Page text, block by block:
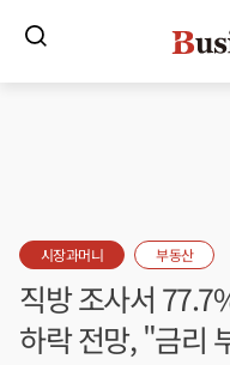
시장과머니 부동산
직방 조사서
하락 전망, "금리